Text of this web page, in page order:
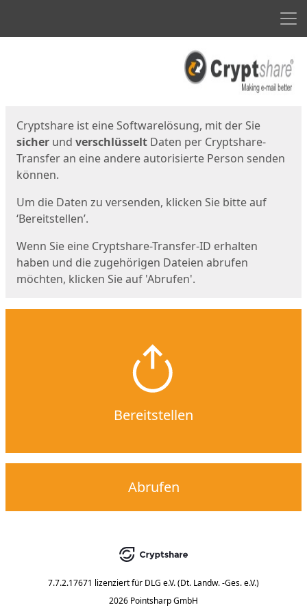
Cryptshare ist eine Softwarelösung, mit der Sie
sicher und verschlüsselt Daten per Cryptshare-
Transfer an eine andere autorisierte Person senden
können.
Um die Daten zu versenden, klicken Sie bitte auf
‘Bereitstellen’.
Wenn Sie eine Cryptshare-Transfer-ID erhalten
haben und die zugehörigen Dateien abrufen
möchten, klicken Sie auf 'Abrufen'.
Bereitstellen
Abrufen
7.7.2.17671 lizenziert für DLG e.V. (Dt. Landw. -Ges. e.V.)
2026 Pointsharp GmbH